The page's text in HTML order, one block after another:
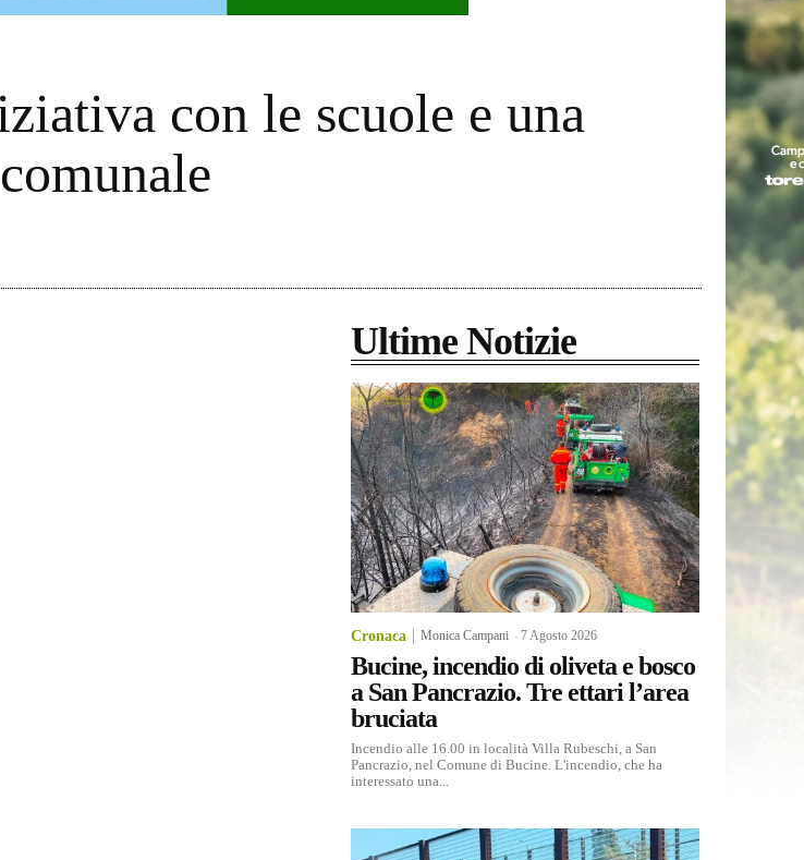
con le scuole e una
Ultime Notizie
Cronaca Monica Campani -7 Agosto 2026
Bucine, incendio di oliveta e bosco
a San Pancrazio. Tre ettari l’area
bruciata
Incendio alle 16.00 in località Villa Rubeschi, a San
Pancrazio, nel Comune di Bucine. L'incendio, che ha
interessato una...